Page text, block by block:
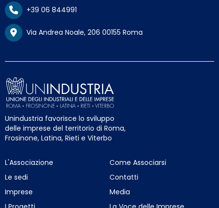
+39 06 844991
Via Andrea Noale, 206 00155 Roma
Unindustria favorisce lo sviluppo
delle imprese del territorio di Roma,
Frosinone, Latina, Rieti e Viterbo
L'Associazione
Le sedi
Imprese
Come Associarsi
Contatti
Media